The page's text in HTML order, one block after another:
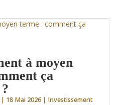
à moyen
ça
18 Mai 2026| Investissement